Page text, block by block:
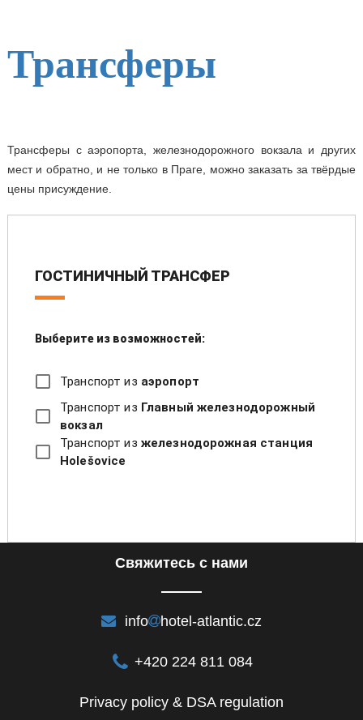
Трансферы
Трансферы с аэропорта, железнодорожного вокзала и других
мест и обратно, и не только в Праге, можно заказать за твёрдые
цены присуждение.
ГОСТИНИЧНЫЙ ТРАНСФЕР
Выберите из возможностей:
Транспорт из аэропорт
Транспорт из Главный железнодорожный
вокзал
Транспорт из железнодорожная станция
Holešovice
Cвяжитесь с нами
info hotel-atlantic.cz
+420 224 811 084
Privacy policy & DSA regulation